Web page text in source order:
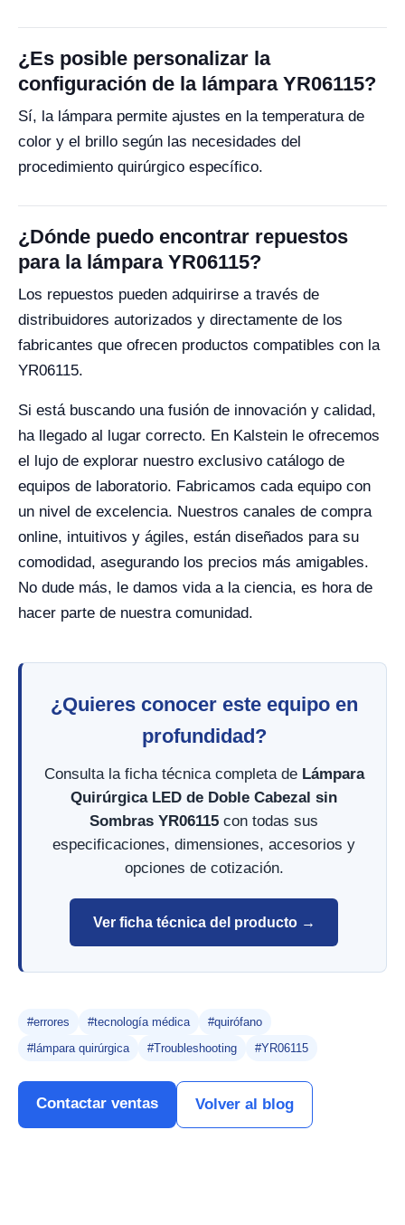
¿Es posible personalizar la
configuración de la lámpara YR06115?
Sí, la lámpara permite ajustes en la temperatura de
color y el brillo según las necesidades del
procedimiento quirúrgico específico.
¿Dónde puedo encontrar repuestos
para la lámpara YR06115?
Los repuestos pueden adquirirse a través de
distribuidores autorizados y directamente de los
fabricantes que ofrecen productos compatibles con la
YR06115.
Si está buscando una fusión de innovación y calidad,
ha llegado al lugar correcto. En Kalstein le ofrecemos
el lujo de explorar nuestro exclusivo catálogo de
equipos de laboratorio. Fabricamos cada equipo con
un nivel de excelencia. Nuestros canales de compra
online, intuitivos y ágiles, están diseñados para su
comodidad, asegurando los precios más amigables.
No dude más, le damos vida a la ciencia, es hora de
hacer parte de nuestra comunidad.
¿Quieres conocer este equipo en
profundidad?
Consulta la ficha técnica completa de Lámpara
Quirúrgica LED de Doble Cabezal sin
Sombras YR06115 con todas sus
especificaciones, dimensiones, accesorios y
opciones de cotización.
Ver ficha técnica del producto →
#errores #tecnología médica
#quirófano
#lámpara quirúrgica
#Troubleshooting #YR06115
Contactar ventas Volver al blog